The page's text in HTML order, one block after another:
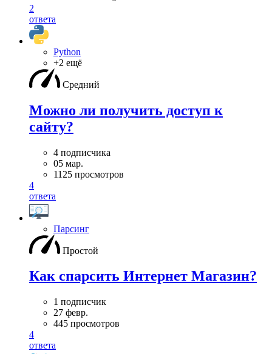
2
ответа
Python
+2 ещё
Средний
Можно ли получить доступ к
сайту?
4 подписчика
05 мар.
1125 просмотров
4
ответа
Парсинг
Простой
Как спарсить Интернет Магазин?
1 подписчик
27 февр.
445 просмотров
4
ответа